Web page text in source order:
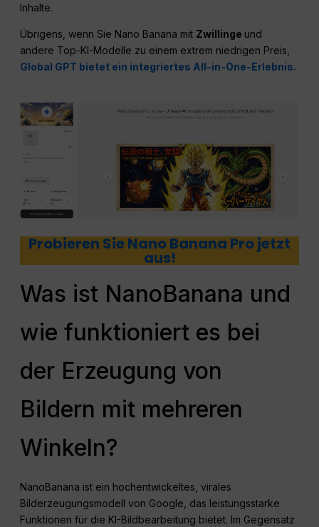
Inhalte.
Übrigens, wenn Sie Nano Banana mit Zwillinge und
andere Top-KI-Modelle zu einem extrem niedrigen Preis,
Global GPT bietet ein integriertes All-in-One-Erlebnis.
Probieren Sie Nano Banana Pro jetzt
aus!
Was ist NanoBanana und
wie funktioniert es bei
der Erzeugung von
Bildern mit mehreren
Winkeln?
NanoBanana ist ein hochentwickeltes, virales
Bilderzeugungsmodell von Google, das leistungsstarke
Funktionen für die KI-Bildbearbeitung bietet. Im Gegensatz